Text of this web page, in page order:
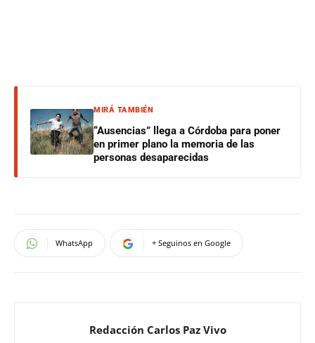
MIRÁ TAMBIÉN
“Ausencias” llega a Córdoba para poner
en primer plano la memoria de las
personas desaparecidas
WhatsApp + Seguinos en Google
Redacción Carlos Paz Vivo